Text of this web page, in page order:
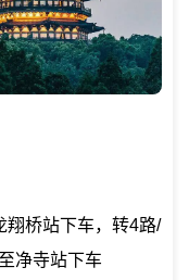
桥站下车，转4路/
净寺站下车